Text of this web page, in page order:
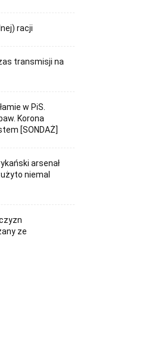
racji
transmisji na
w PiS.
Korona
[SONDAŻ]
arsenał
niemal
ze